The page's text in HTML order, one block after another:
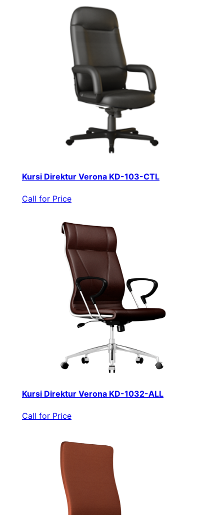
Kursi Direktur Verona KD-103-CTL
Call for Price
Kursi Direktur Verona KD-1032-ALL
Call for Price